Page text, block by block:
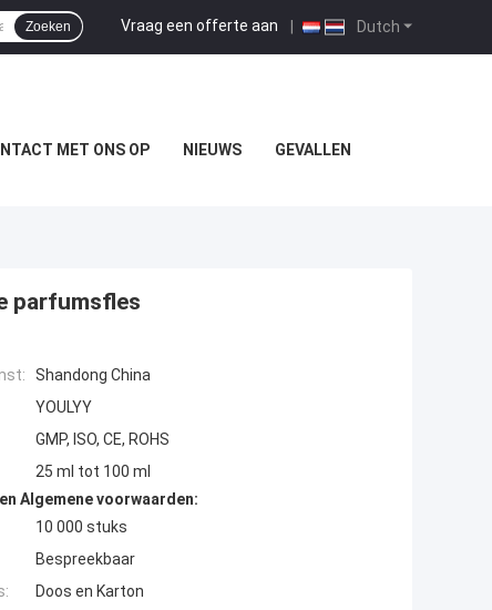
Dutch
Vraag een offerte aan |
Zoeken
MET ONS OP NIEUWS GEVALLEN
parfumsfles
Shandong China
YOULYY
GMP, ISO, CE, ROHS
25 ml tot 100 ml
Algemene voorwaarden:
10 000 stuks
Bespreekbaar
Doos en Karton